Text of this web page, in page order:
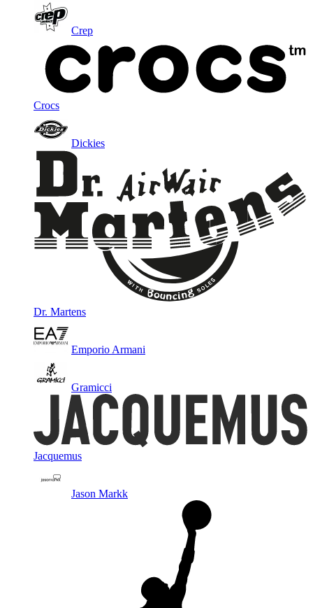
Crep
Crocs
Dickies
Dr. Martens
Emporio Armani
Gramicci
Jacquemus
Jason Markk